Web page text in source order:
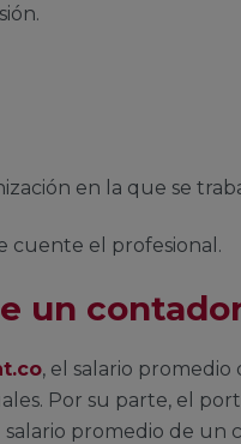
en la que se
cuente el profesional.
un
, el salario
Por su parte, el
promedio de un